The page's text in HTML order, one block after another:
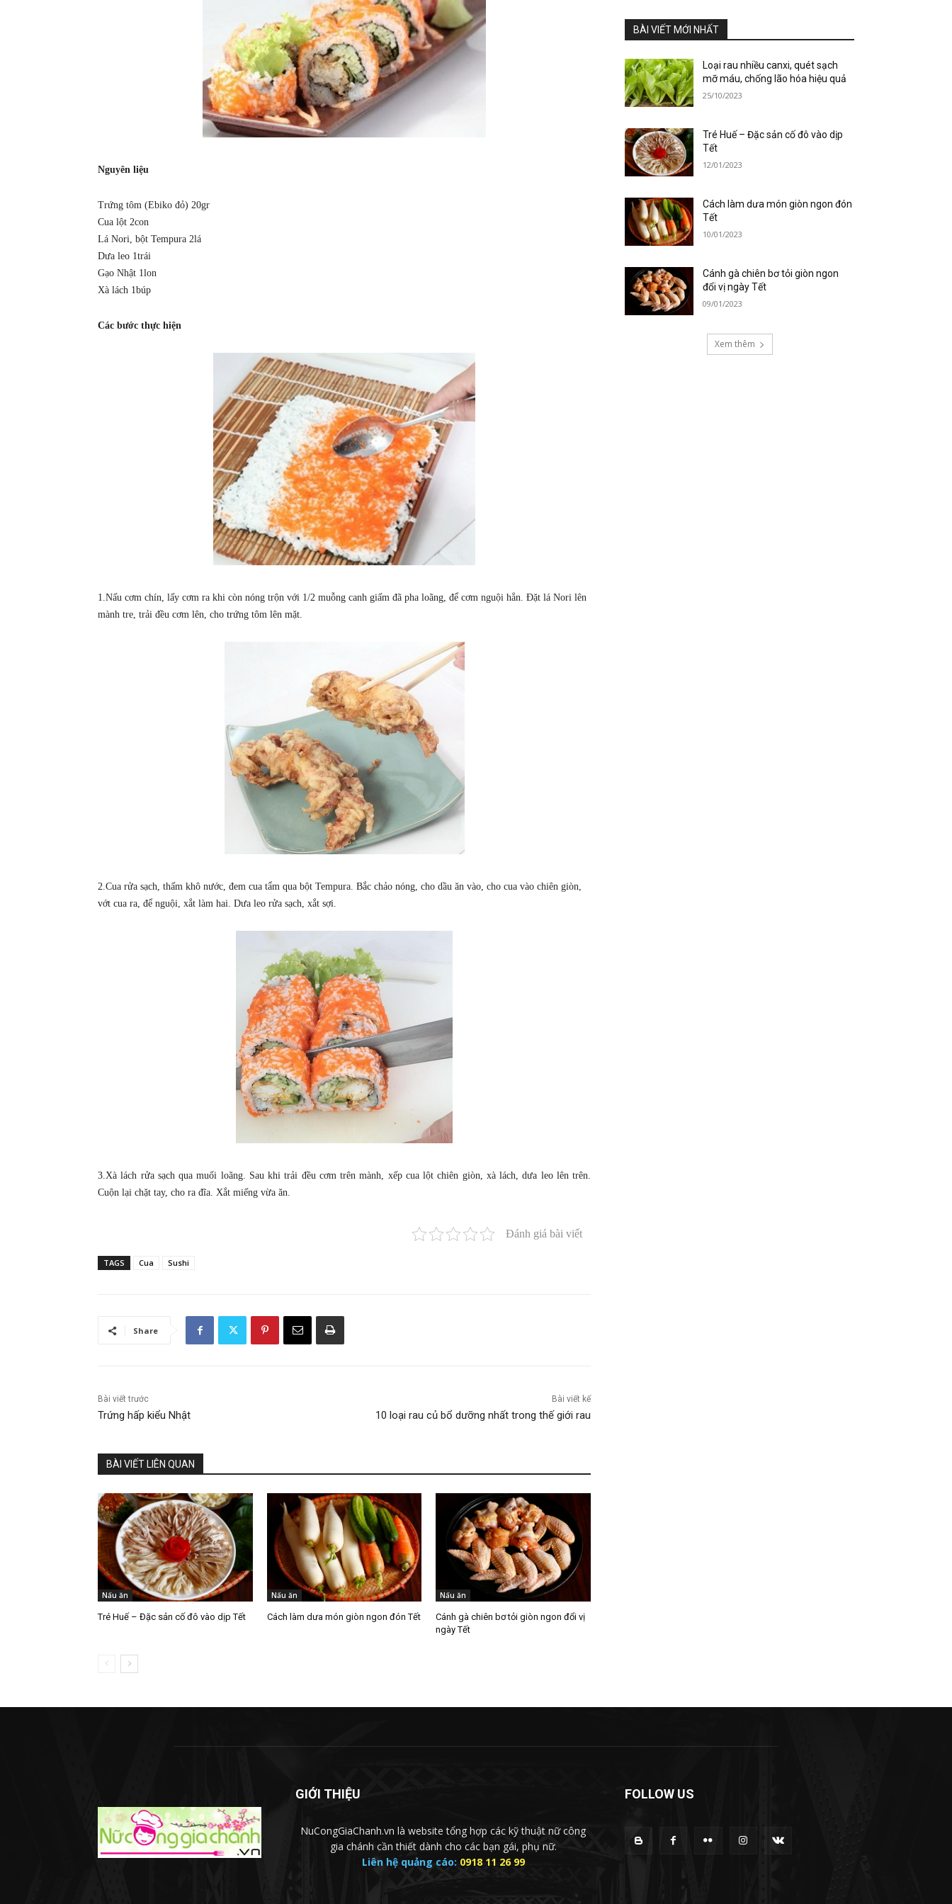
Nguyên liệu
Trứng tôm (Ebiko đỏ) 20gr
Cua lột 2con
Lá Nori, bột Tempura 2lá
Dưa leo 1trái
Gạo Nhật 1lon
Xà lách 1búp
Các bước thực hiện
1.Nấu cơm chín, lấy cơm ra khi còn nóng trộn với 1/2 muỗng canh giấm đã pha loãng, để cơm nguội hẳn. Đặt lá Nori lên
mành tre, trải đều cơm lên, cho trứng tôm lên mặt.
2.Cua rửa sạch, thấm khô nước, đem cua tẩm qua bột Tempura. Bắc chảo nóng, cho dầu ăn vào, cho cua vào chiên giòn,
vớt cua ra, để nguội, xắt làm hai. Dưa leo rửa sạch, xắt sợi.
3.Xà lách rửa sạch qua muối loãng. Sau khi trải đều cơm trên mành, xếp cua lột chiên giòn, xà lách, dưa leo lên trên.
Cuộn lại chặt tay, cho ra đĩa. Xắt miếng vừa ăn.
Đánh giá bài viết
TAGS Cua Sushi
Share
Bài viết trước
Trứng hấp kiểu Nhật
Bài viết kế
10 loại rau củ bổ dưỡng nhất trong thế giới rau
BÀI VIẾT LIÊN QUAN
Nấu ăn
Tré Huế – Đặc sản cố đô vào dịp Tết
Nấu ăn
Cách làm dưa món giòn ngon đón Tết
Nấu ăn
Cánh gà chiên bơ tỏi giòn ngon đổi vị
ngày Tết
BÀI VIẾT MỚI NHẤT
Loại rau nhiều canxi, quét sạch
mỡ máu, chống lão hóa hiệu quả
25/10/2023
Tré Huế – Đặc sản cố đô vào dịp
Tết
12/01/2023
Cách làm dưa món giòn ngon đón
Tết
10/01/2023
Cánh gà chiên bơ tỏi giòn ngon
đổi vị ngày Tết
09/01/2023
Xem thêm
GIỚI THIỆU
NuCongGiaChanh.vn là website tổng hợp các kỹ thuật nữ công
gia chánh cần thiết dành cho các bạn gái, phụ nữ.
Liên hệ quảng cáo: 0918 11 26 99
FOLLOW US